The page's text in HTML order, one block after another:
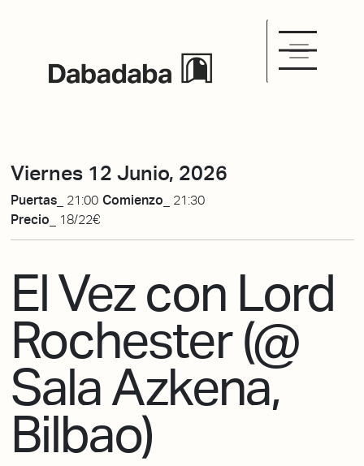
Viernes 12 Junio, 2026
Puertas_ 21:00 Comienzo_ 21:30
Precio_
18/22€
El Vez con Lord
Rochester (@
Sala Azkena,
Bilbao)